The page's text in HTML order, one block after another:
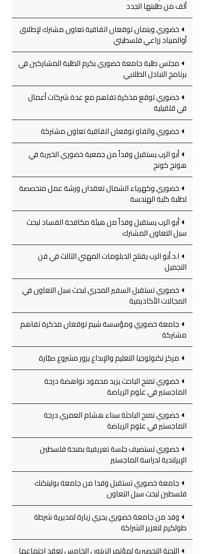
ألف من طلبتها الجدد
خضوري وبتمان توقعان اتفاقية تعاون مشترك لإطلاق
أوالمبياد زراعي فلسطيني
مجلس طلبة جامعة خضوري يكرم الطلبة المشاركين في
برنامج التبادل الطلابي
خضوري توقع مذكرة تفاهم مع عدة شركات أعمال
في قلقيلية
خضوري والفاو توقعان اتفاقية تعاون مشتركة
أبو الرب يستقبل وفداً من جمعية خضوري الخيرية في
هونج كونج
خضوري وكهرباء الشمال تعقدان ورشة عمل متخصصة
لطلبة كلية الهندسة
أبو الرب يستقبل وفداً من هيئة مكافحة الفساد لبحث
سبل التعاون المشترك
ا.د.أبو الرب يفتتح الدبلومات المهني الثالث في فن
التجميل
خضوري تستقبل السفير المجري لبحث سبل التعاون في
المجالات الأكاديمية
جامعة خضوري ومؤسسة شيم توقعان مذكرة تفاهم
مشتركة
مركز تكنولوجيا التعليم والإبداع يزور مشروع صبّارة
خضوري تمنح الباحث يزيد محمود نواهضة درجة
الماجستير في علوم الرياضة
خضوري تمنح الباحثة سناء هشام العمري درجة
الماجستير في علوم الرياضة
خضوري تستضيف جلسة تعريفية بمنحة فلسطين
الإيرلندية لدراسة الماجستير
جامعة خضوري تستقبل وفدا من جامعة بوليتكنك
فلسطين لبحث سبل التعاون
وفد من جامعة خضوري يجري زيارة لمديرية شرطة
طولكرم لتعزيز الشراكة
اللجنة التحضيرية لمؤتمر الزيتون الخامس تعقد اجتماعها